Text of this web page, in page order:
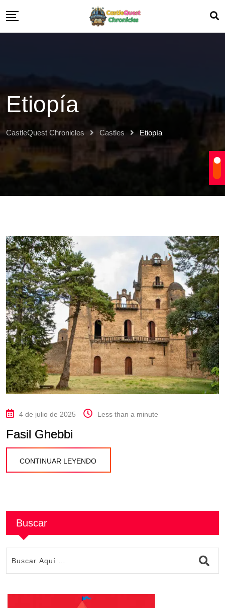
Etiopía
CastleQuest Chronicles Castles Etiopía
4 de julio de 2025 Less than a minute
Fasil Ghebbi
CONTINUAR LEYENDO
Buscar